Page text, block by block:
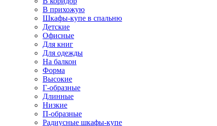
В прихожую
Шкафы-купе в спальню
Детские
Офисные
Для книг
Для одежды
На балкон
Форма
Высокие
Г-образные
Длинные
Низкие
П-образные
Радиусные шкафы-купе